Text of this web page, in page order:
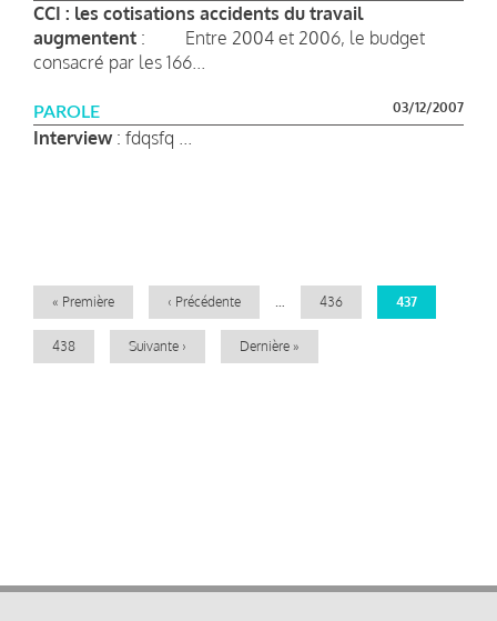
CCI : les cotisations accidents du travail
augmentent : Entre 2004 et 2006, le budget
consacré par les 166...
PAROLE 03/12/2007
Interview: fdqsfq ...
Première
« Première
Page
‹ Précédente Page
436
Page
437
Page
438
Page
Suivante ›
Dernière
Dernière »